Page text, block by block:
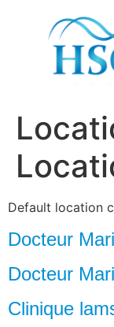
Default location
Docteur
Docteur
Clinique